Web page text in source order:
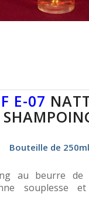
E-07
Bouteille de 250ml
au beurre
souplesse